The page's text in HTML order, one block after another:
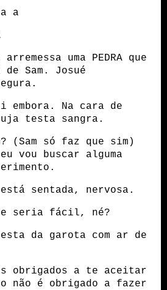
a
uma PEDRA que
Sam. Josué
Na cara de
testa sangra.
(Sam só faz que sim)
vou buscar alguma
está sentada, nervosa.
seria fácil, né?
da garota com ar de
obrigados a te aceitar
não é obrigado a fazer